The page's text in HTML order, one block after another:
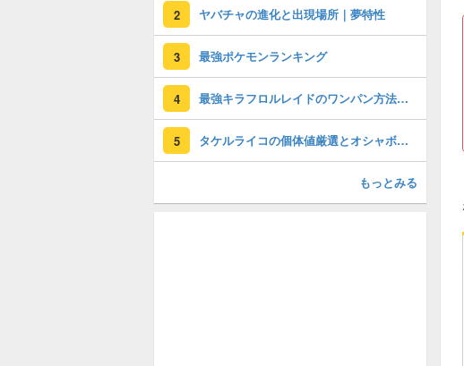
2 ヤバチャの進化と出現場所｜夢特性
3 最強ポケモンランキング
4 最強キラフロルレイドのワンパン方法・周回編成
5 タケルライコの個体値厳選とオシャボおすすめ｜色違いは出る？
もっとみる